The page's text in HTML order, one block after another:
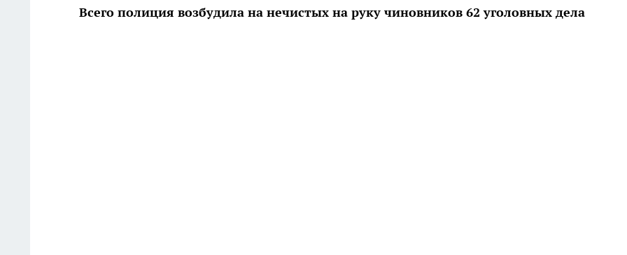
Всего полиция возбудила на нечистых на руку чиновников 62 уголовных дела